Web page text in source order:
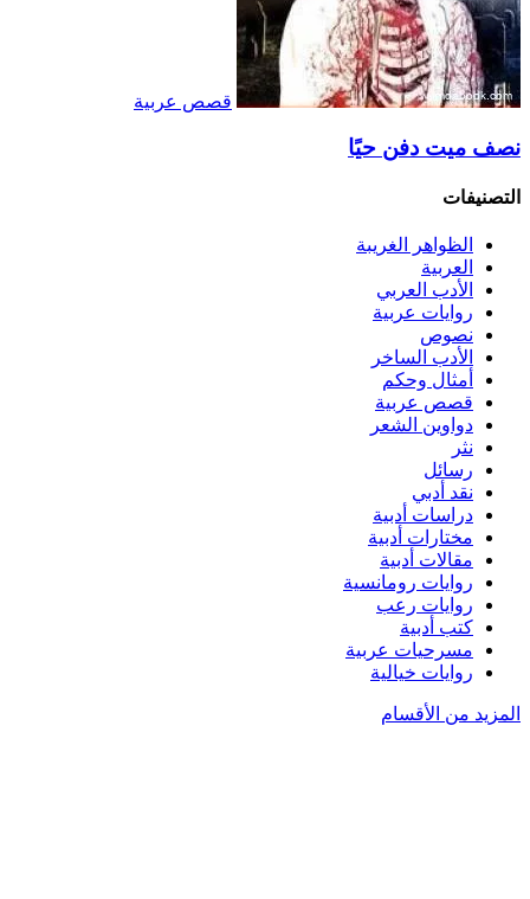
قصص عربية
نصف ميت دفن حيًا
التصنيفات
الظواهر الغريبة‏
العربية
الأدب العربي
روايات عربية
نصوص
الأدب الساخر
أمثال وحكم
قصص عربية
دواوين الشعر
نثر
رسائل
نقد أدبي
دراسات أدبية
مختارات أدبية
مقالات أدبية
روايات رومانسية
روايات رعب
كتب أدبية
مسرحيات عربية
روايات خيالية
المزيد من الأقسام